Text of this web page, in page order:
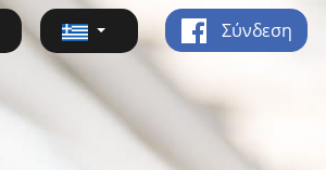
Σύνδεση